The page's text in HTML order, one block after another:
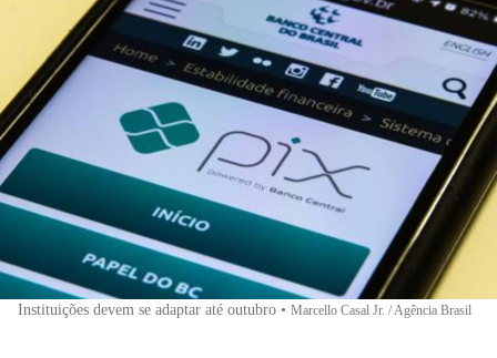
Instituições devem se adaptar até outubro • Marcello Casal Jr. / Agência Brasil